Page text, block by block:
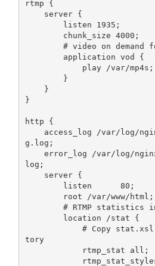
rtmp {
    server
{
        listen
1935 ;
        chunk_size
4000 ;
# video on demand
        application vod
{
            play
/var/mp4s ;
}
}
}
http {
    access_log
/var/log /
g . log ;
    error_log
/var/log /
log ;
    server
{
        listen
80 ;
        root
/var/www/ html ;
# RTMP statistics in
        location
/stat {
# Copy
tory
            rtmp_stat all
;